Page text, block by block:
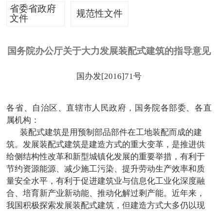
省委省政府
文件
规范性文件
国务院办公厅关于大力发展装配式建筑的指导意见
国办发[2016]71号
各省、自治区、直辖市人民政府，国务院各部委、各直
属机构：
装配式建筑是用预制部品部件在工地装配而成的建
筑。发展装配式建筑是建造方式的重大变革，是推进供
给侧结构性改革和新型城镇化发展的重要举措，有利于
节约资源能源、减少施工污染、提升劳动生产效率和质
量安全水平，有利于促进建筑业与信息化工业化深度融
合、培育新产业新动能、推动化解过剩产能。近年来，
我国积极探索发展装配式建筑，但建造方式大多仍以现